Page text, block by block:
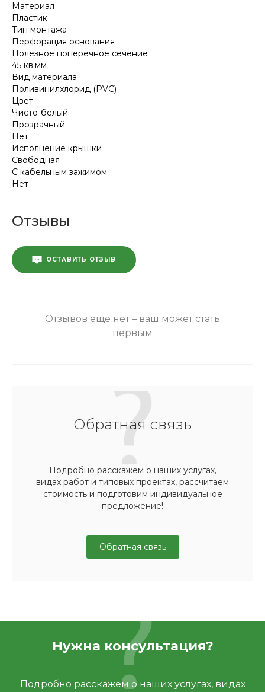
Материал
Пластик
Тип монтажа
Перфорация основания
Полезное поперечное сечение
45 кв.мм
Вид материала
Поливинилхлорид (PVC)
Цвет
Чисто-белый
Прозрачный
Нет
Исполнение крышки
Свободная
С кабельным зажимом
Нет
Отзывы
ОСТАВИТЬ ОТЗЫВ
Отзывов ещё нет – ваш может стать
первым
Обратная связь
Подробно расскажем о наших услугах,
видах работ и типовых проектах, рассчитаем
стоимость и подготовим индивидуальное
предложение!
Обратная связь
Нужна консультация?
Подробно расскажем о наших услугах, видах